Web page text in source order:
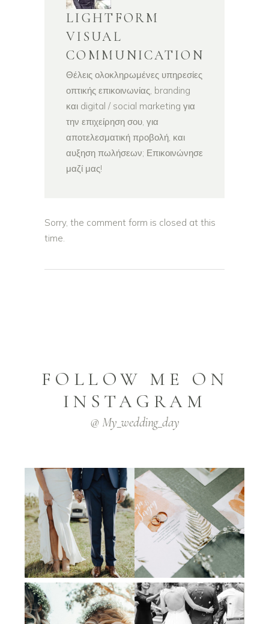
LIGHTFORM
VISUAL
COMMUNICATION
Θέλεις ολοκληρωμένες υπηρεσίες
οπτικής επικοινωνίας, branding
και digital / social marketing για
την επιχείρηση σου, για
αποτελεσματική προβολή, και
αυξηση πωλήσεων; Επικοινώνησε
μαζί μας!
Sorry, the comment form is closed at this
time.
FOLLOW ME ON
INSTAGRAM
@ My_wedding_day